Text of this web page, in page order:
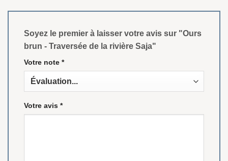
Soyez le premier à laisser votre avis sur "Ours
brun - Traversée de la rivière Saja"
Votre note *
Votre avis *